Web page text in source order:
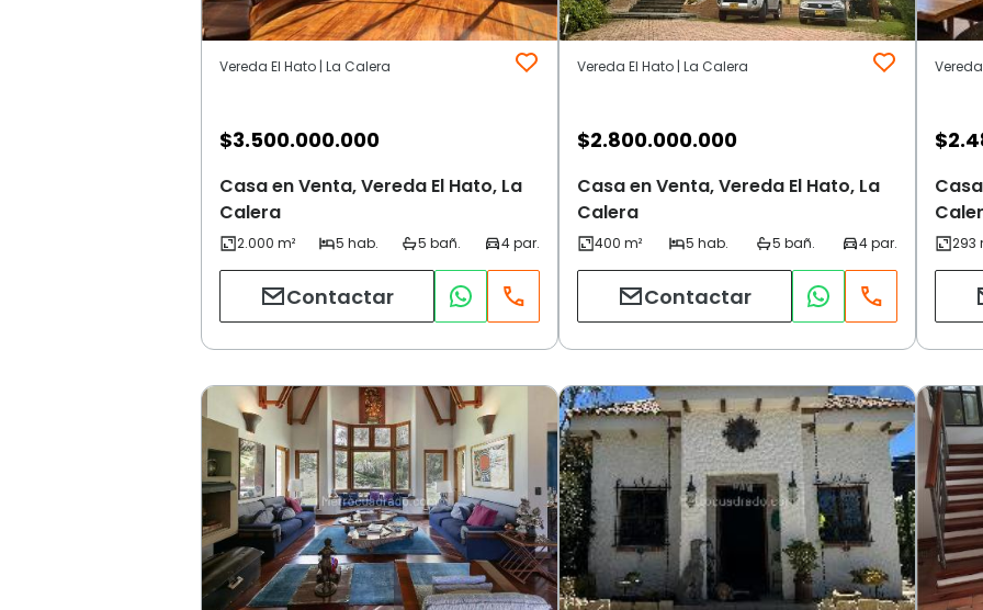
Vereda El Hato | La Calera
$3.500.000.000
Casa en Venta, Vereda El Hato, La
Calera
Contactar
Vereda El Hato | La Calera
$2.800.000.000
Casa en Venta, Vereda El Hato, La
Calera
Contactar
$